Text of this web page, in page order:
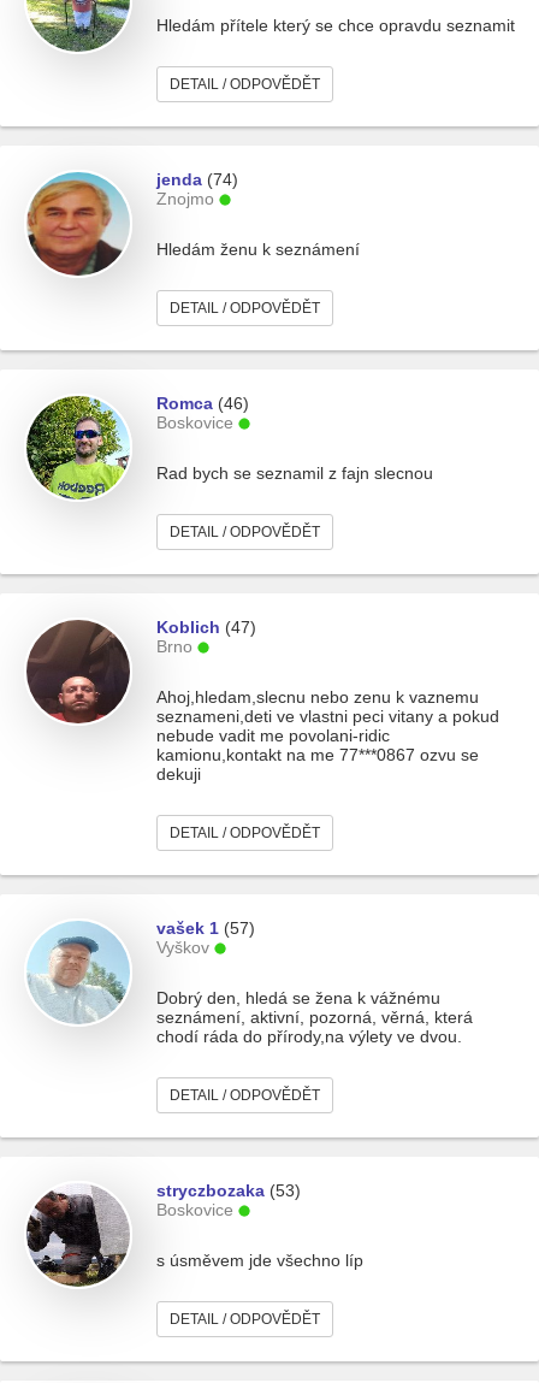
Hledám přítele který se chce opravdu seznamit
DETAIL / ODPOVĚDĚT
jenda (74)
Znojmo
Hledám ženu k seznámení
DETAIL / ODPOVĚDĚT
Romca (46)
Boskovice
Rad bych se seznamil z fajn slecnou
DETAIL / ODPOVĚDĚT
Koblich (47)
Brno
Ahoj,hledam,slecnu nebo zenu k vaznemu
seznameni,deti ve vlastni peci vitany a pokud
nebude vadit me povolani-ridic
kamionu,kontakt na me 77***0867 ozvu se
dekuji
DETAIL / ODPOVĚDĚT
vašek 1 (57)
Vyškov
Dobrý den, hledá se žena k vážnému
seznámení, aktivní, pozorná, věrná, která
chodí ráda do přírody,na výlety ve dvou.
DETAIL / ODPOVĚDĚT
stryczbozaka (53)
Boskovice
s úsměvem jde všechno líp
DETAIL / ODPOVĚDĚT